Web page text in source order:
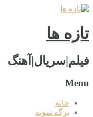
تازه ها
فیلم|سریال|آهنگ
Menu
خانه
برگه نمونه